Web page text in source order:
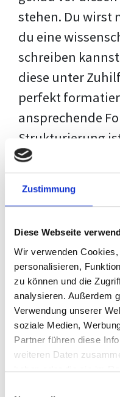
Zustimmung
Diese Webseite
Wir verwenden
personalisieren,
zu können und die
analysieren. Außerdem
Verwendung unserer
soziale Medien,
Partner führen diese
weiteren Daten
haben oder die sie im
stehen. Du wirst
du eine
schreiben
diese unter
perfekt
ansprechende
Strukturierung
wie der Inhalt
eigene
Schulung ist so
deiner
anstatt eine
Der Prozess des
Schreibens
Wissen eine
darstellen.
denTechniken
Kurses, wird